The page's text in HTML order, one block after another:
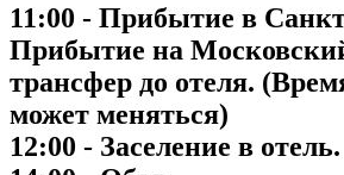
11:00 - Прибытие в
Прибытие на
трансфер до отеля.
может меняться)
12:00 - Заселение в отель.